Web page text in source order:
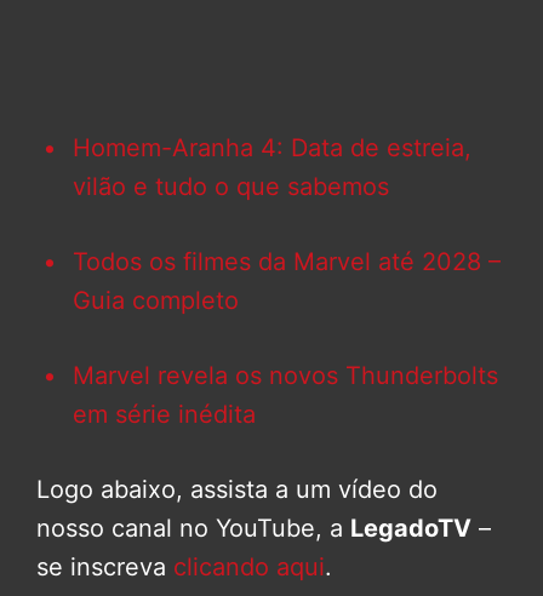
Homem-Aranha 4: Data de estreia,
vilão e tudo o que sabemos
Todos os filmes da Marvel até 2028 –
Guia completo
Marvel revela os novos Thunderbolts
em série inédita
Logo abaixo, assista a um vídeo do
nosso canal no YouTube, a LegadoTV –
se inscreva clicando aqui.